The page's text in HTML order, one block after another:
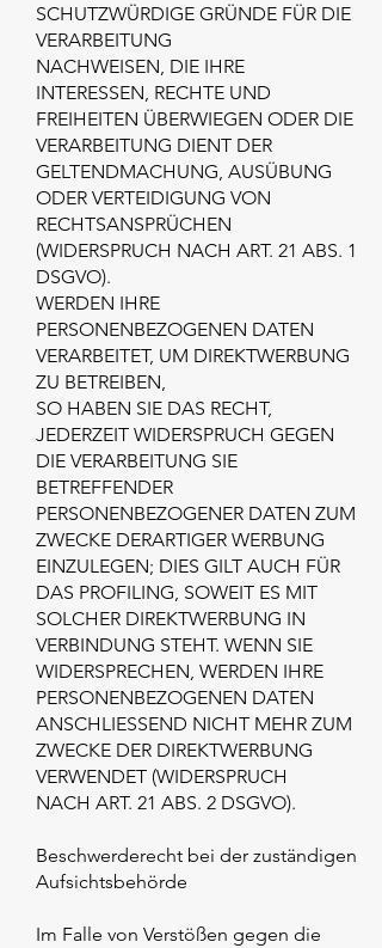
SCHUTZWÜRDIGE GRÜNDE FÜR DIE
VERARBEITUNG
NACHWEISEN, DIE IHRE
INTERESSEN, RECHTE UND
FREIHEITEN ÜBERWIEGEN ODER DIE
VERARBEITUNG DIENT DER
GELTENDMACHUNG, AUSÜBUNG
ODER VERTEIDIGUNG VON
RECHTSANSPRÜCHEN
(WIDERSPRUCH NACH ART. 21 ABS. 1
DSGVO).
WERDEN IHRE
PERSONENBEZOGENEN DATEN
VERARBEITET, UM DIREKTWERBUNG
ZU BETREIBEN,
SO HABEN SIE DAS RECHT,
JEDERZEIT WIDERSPRUCH GEGEN
DIE VERARBEITUNG SIE
BETREFFENDER
PERSONENBEZOGENER DATEN ZUM
ZWECKE DERARTIGER WERBUNG
EINZULEGEN; DIES GILT AUCH FÜR
DAS PROFILING, SOWEIT ES MIT
SOLCHER DIREKTWERBUNG IN
VERBINDUNG STEHT. WENN SIE
WIDERSPRECHEN, WERDEN IHRE
PERSONENBEZOGENEN DATEN
ANSCHLIESSEND NICHT MEHR ZUM
ZWECKE DER DIREKTWERBUNG
VERWENDET (WIDERSPRUCH
NACH ART. 21 ABS. 2 DSGVO).
Beschwerderecht bei der zuständigen
Aufsichtsbehörde
Im Falle von Verstößen gegen die